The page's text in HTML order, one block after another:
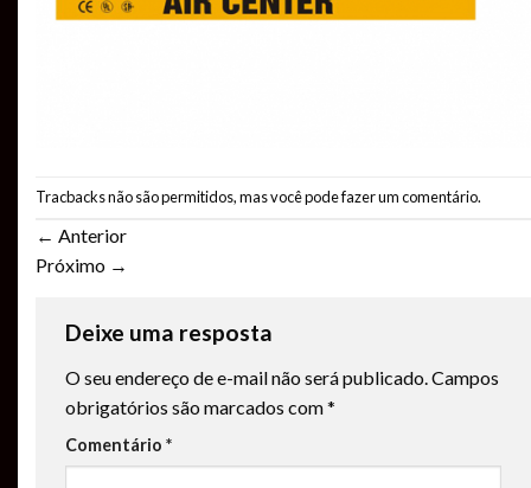
Tracbacks não são permitidos, mas você podefazer um comentário.
← Anterior
Próximo →
Deixe uma resposta
O seu endereço de e-mail não será publicado. Campos
obrigatórios são marcados com*
Comentário *